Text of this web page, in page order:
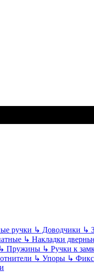
ручки ↳ Доводчики ↳
↳ Накладки
↳ Пружины ↳ Ручки к
↳ Упоры ↳